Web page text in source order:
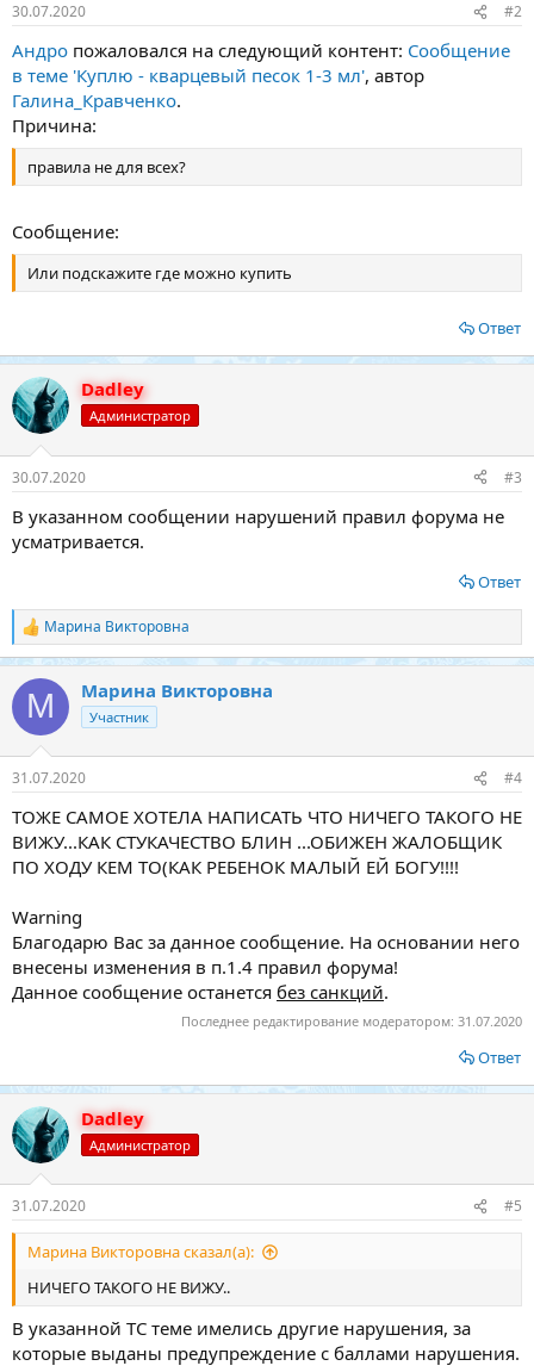
30.07.2020 #2
Андро пожаловался на следующий контент: Сообщение
в теме 'Куплю - кварцевый песок 1-3 мл', автор
Галина_Кравченко.
Причина:
правила не для всех?
Сообщение:
Или подскажите где можно купить
Ответ
Dadley
Администратор
30.07.2020 #3
В указанном сообщении нарушений правил форума не
усматривается.
Ответ
Р
е
а
к
и
Марина Викторовна
М Марина Викторовна
Участник
31.07.2020 #4
ТОЖЕ САМОЕ ХОТЕЛА НАПИСАТЬ ЧТО НИЧЕГО ТАКОГО НЕ
ВИЖУ...КАК СТУКАЧЕСТВО БЛИН ...ОБИЖЕН ЖАЛОБЩИК
ПО ХОДУ КЕМ ТО(КАК РЕБЕНОК МАЛЫЙ ЕЙ БОГУ!!!!
Warning
Благодарю Вас за данное сообщение. На основании него
внесены изменения в п.1.4 правил форума!
Данное сообщение останется без санкций.
Последнее редактирование модератором: 31.07.2020
Ответ
Dadley
Администратор
31.07.2020 #5
Марина Викторовна сказал(а):
НИЧЕГО ТАКОГО НЕ ВИЖУ..
В указанной ТС теме имелись другие нарушения, за
которые выданы предупреждение с баллами нарушения.